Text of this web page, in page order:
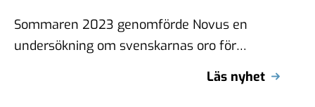
Sommaren 2023 genomförde Novus en
undersökning om svenskarnas oro för
Novus eget initiativ under perioden 20–25 …
Läs nyhet